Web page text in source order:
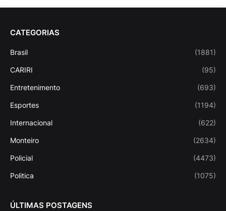
CATEGORIAS
Brasil (1881)
CARIRI (95)
Entretenimento (693)
Esportes (1194)
Internacional (622)
Monteiro (2634)
Policial (4473)
Politica (1075)
ÚLTIMAS POSTAGENS